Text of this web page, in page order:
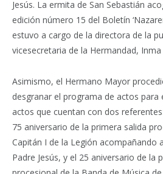
Jesús. La ermita de San Sebastián
edición número 15 del Boletín
estuvo a cargo de la directora de la
vicesecretaria de la Hermandad, Inma
Asimismo, el Hermano Mayor
desgranar el programa de actos para
actos que cuentan con dos
75 aniversario de la primera salida
Capitán I de la Legión acompañando
Padre Jesús, y el 25 aniversario de la